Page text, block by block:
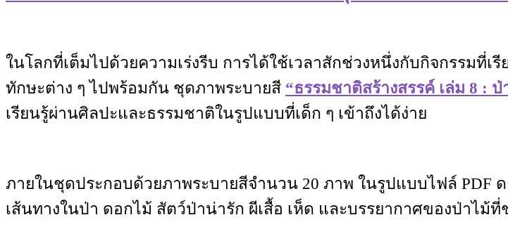
ในโลกที่เต็มไปด้วยความเร่งรีบ การได้ใช้เวลาสักช่วงหนึ่งกับกิจกรรมที่
ทักษะต่าง ๆ ไปพร้อมกัน ชุดภาพระบายสี “ธรรมชาติสร้างสรรค์ เล่ม 8 :
เรียนรู้ผ่านศิลปะและธรรมชาติในรูปแบบที่เด็ก ๆ เข้าถึงได้ง่าย
ภายในชุดประกอบด้วยภาพระบายสีจำนวน 20 ภาพ ในรูปแบบไฟล์ PDF
เส้นทางในป่า ดอกไม้ สัตว์ป่าน่ารัก ผีเสื้อ เห็ด และบรรยากาศของป่าไม้